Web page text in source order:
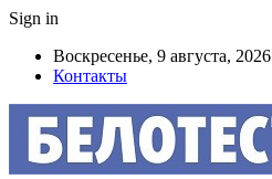
Sign in
Воскресенье, 9 августа, 2026
Контакты